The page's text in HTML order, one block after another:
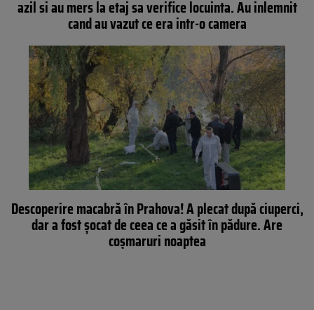
azil si au mers la etaj sa verifice locuinta. Au inlemnit
cand au vazut ce era intr-o camera
Descoperire macabră în Prahova! A plecat după ciuperci,
dar a fost şocat de ceea ce a găsit în pădure. Are
coşmaruri noaptea